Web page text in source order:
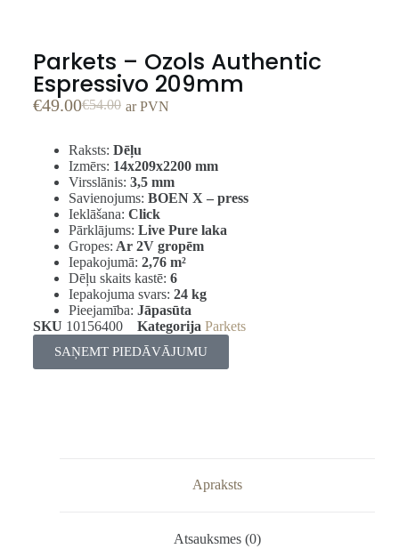
Parkets – Ozols Authentic
Espressivo 209mm
€54.00
€49.00 ar PVN
Raksts: Dēļu
Izmērs: 14x209x2200 mm
Virsslānis: 3,5 mm
Savienojums: BOEN X – press
Ieklāšana: Click
Pārklājums: Live Pure laka
Gropes: Ar 2V gropēm
Iepakojumā: 2,76 m²
Dēļu skaits kastē: 6
Iepakojuma svars: 24 kg
Pieejamība: Jāpasūta
SKU 10156400 Kategorija Parkets
SAŅEMT PIEDĀVĀJUMU
Apraksts
Atsauksmes (0)